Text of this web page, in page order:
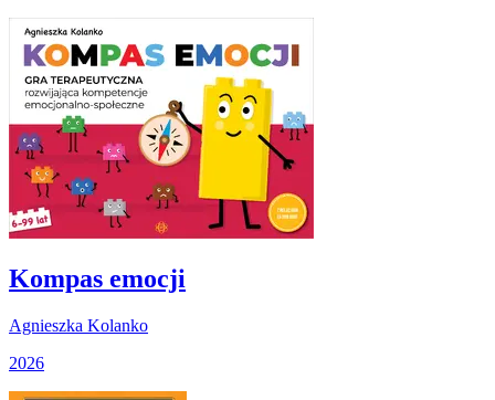
Kompas emocji
Agnieszka Kolanko
2026